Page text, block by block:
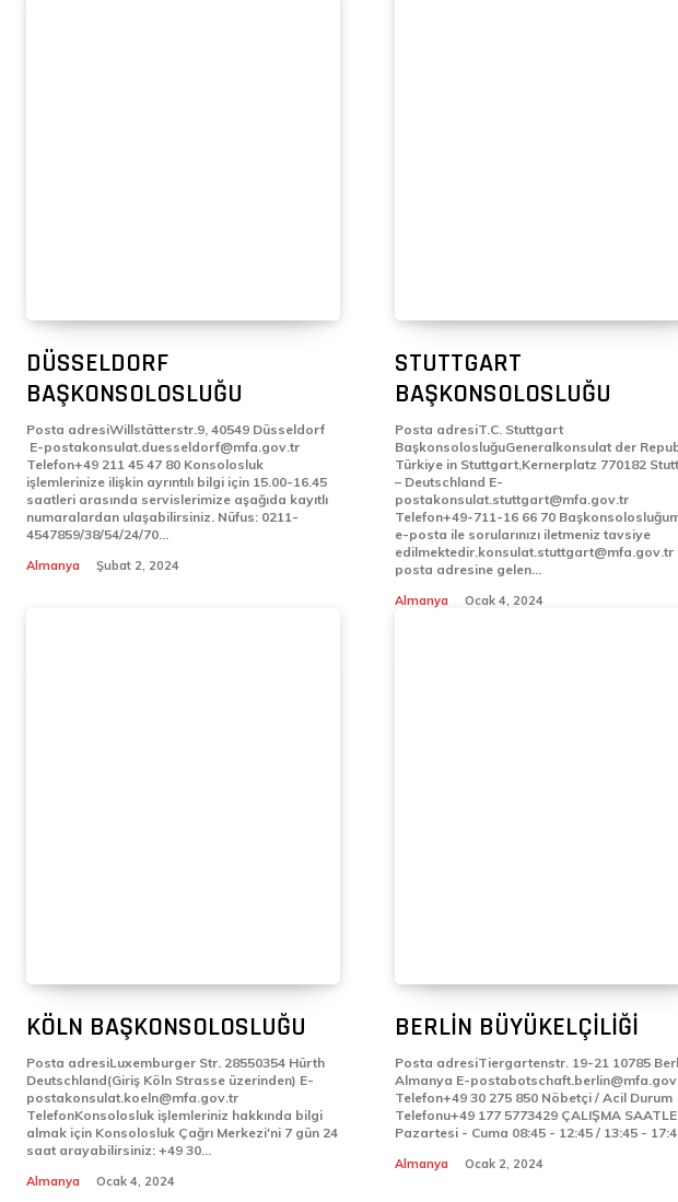
DÜSSELDORF
BAŞKONSOLOSLUĞU
Posta adresiWillstätterstr.9, 40549 Düsseldorf
E-postakonsulat.duesseldorf@mfa.gov.tr
Telefon+49 211 45 47 80 Konsolosluk
işlemlerinize ilişkin ayrıntılı bilgi için 15.00-16.45
saatleri arasında servislerimize aşağıda kayıtlı
numaralardan ulaşabilirsiniz. Nüfus: 0211-
4547859/38/54/24/70...
Almanya Şubat 2, 2024
STUTTGART
BAŞKONSOLOSLUĞU
Posta adresiT.C. Stuttgart
BaşkonsolosluğuGeneralkonsulat der
Türkiye in Stuttgart,Kernerplatz 770182
– Deutschland E-
postakonsulat.stuttgart@mfa.gov.tr
Telefon+49-711-16 66 70 Başkonsolosluğumuza
e-posta ile sorularınızı iletmeniz tavsiye
edilmektedir.konsulat.stuttgart@mfa.gov.tr
posta adresine gelen...
Almanya Ocak 4, 2024
KÖLN BAŞKONSOLOSLUĞU
Posta adresiLuxemburger Str. 28550354 Hürth
Deutschland(Giriş Köln Strasse üzerinden) E-
postakonsulat.koeln@mfa.gov.tr
TelefonKonsolosluk işlemleriniz hakkında bilgi
almak için Konsolosluk Çağrı Merkezi'ni 7 gün 24
saat arayabilirsiniz: +49 30...
Almanya Ocak 4, 2024
BERLİN BÜYÜKELÇİLİĞİ
Posta adresiTiergartenstr. 19-21 10785
Almanya E-postabotschaft.berlin@mfa.gov.tr
Telefon+49 30 275 850 Nöbetçi / Acil Durum
Telefonu+49 177 5773429 ÇALIŞMA SAATLERİ:
Pazartesi - Cuma 08:45 - 12:45 / 13:45 -
Almanya Ocak 2, 2024